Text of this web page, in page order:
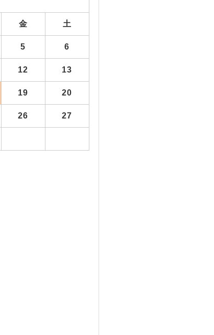
金 土
5 6
12 13
19 20
26 27